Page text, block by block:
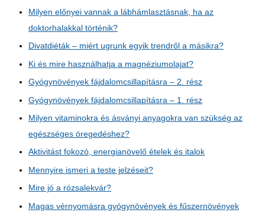
Milyen előnyei vannak a lábhámlasztásnak, ha az
doktorhalakkal történik?
Divatdiéták – miért ugrunk egyik trendről a másikra?
Ki és mire használhatja a magnéziumolajat?
Gyógynövények fájdalomcsillapításra – 2. rész
Gyógynövények fájdalomcsillapításra – 1. rész
Milyen vitaminokra és ásványi anyagokra van szükség az
egészséges öregedéshez?
Aktivitást fokozó, energianövelő ételek és italok
Mennyire ismeri a teste jelzéseit?
Mire jó a rózsalekvár?
Magas vérnyomásra gyógynövények és fűszernövények